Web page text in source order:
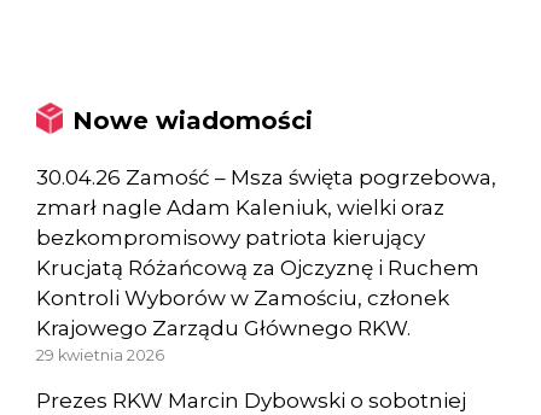
Nowe wiadomości
30.04.26 Zamość – Msza święta pogrzebowa,
zmarł nagle Adam Kaleniuk, wielki oraz
bezkompromisowy patriota kierujący
Krucjatą Różańcową za Ojczyznę i Ruchem
Kontroli Wyborów w Zamościu, członek
Krajowego Zarządu Głównego RKW.
29 kwietnia 2026
Prezes RKW Marcin Dybowski o sobotniej